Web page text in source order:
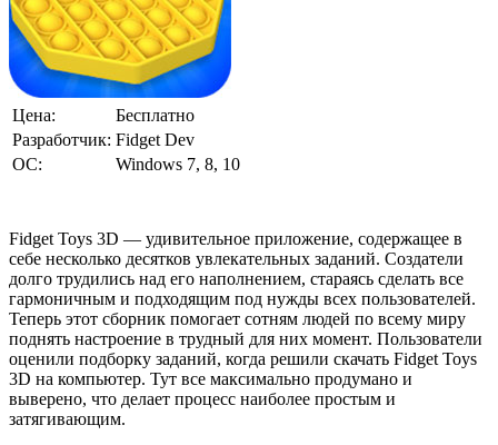
Цена:
Бесплатно
Разработчик: Fidget Dev
ОС:
Windows 7, 8, 10
Fidget Toys 3D — удивительное приложение, содержащее в
себе несколько десятков увлекательных заданий. Создатели
долго трудились над его наполнением, стараясь сделать все
гармоничным и подходящим под нужды всех пользователей.
Теперь этот сборник помогает сотням людей по всему миру
поднять настроение в трудный для них момент. Пользователи
оценили подборку заданий, когда решили скачать Fidget Toys
3D на компьютер. Тут все максимально продумано и
выверено, что делает процесс наиболее простым и
затягивающим.